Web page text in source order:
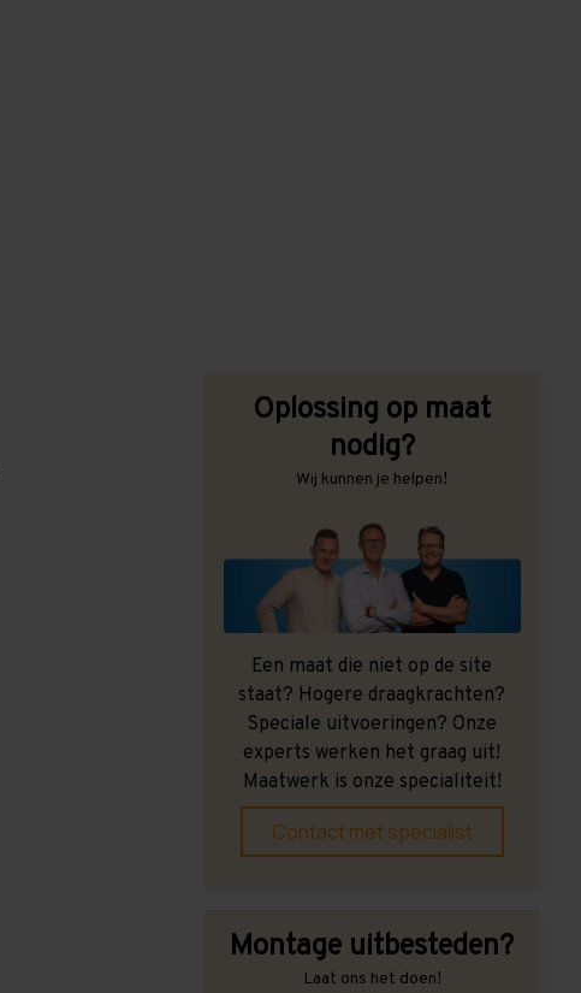
Oplossing op maat
nodig?
Wij kunnen je helpen!
Een maat die niet op de site
staat? Hogere draagkrachten?
Speciale uitvoeringen? Onze
experts werken het graag uit!
Maatwerk is onze specialiteit!
Contact met specialist
Montage uitbesteden?
Laat ons het doen!